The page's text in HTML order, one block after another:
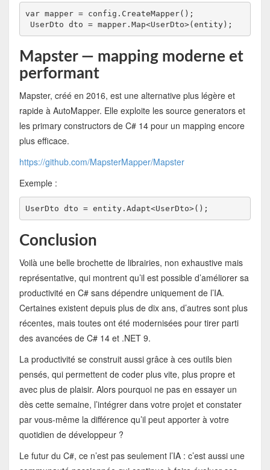
var mapper = config.CreateMapper();
UserDto dto = mapper.Map<UserDto>(entity);
Mapster — mapping moderne et
performant
Mapster, créé en 2016, est une alternative plus légère et
rapide à AutoMapper. Elle exploite les source generators et
les primary constructors de C# 14 pour un mapping encore
plus efficace.
https://github.com/MapsterMapper/Mapster
Exemple :
UserDto dto = entity.Adapt<UserDto>();
Conclusion
Voilà une belle brochette de librairies, non exhaustive mais
représentative, qui montrent qu’il est possible d’améliorer sa
productivité en C# sans dépendre uniquement de l’IA.
Certaines existent depuis plus de dix ans, d’autres sont plus
récentes, mais toutes ont été modernisées pour tirer parti
des avancées de C# 14 et .NET 9.
La productivité se construit aussi grâce à ces outils bien
pensés, qui permettent de coder plus vite, plus propre et
avec plus de plaisir. Alors pourquoi ne pas en essayer un
dès cette semaine, l’intégrer dans votre projet et constater
par vous-même la différence qu’il peut apporter à votre
quotidien de développeur ?
Le futur du C#, ce n’est pas seulement l’IA : c’est aussi une